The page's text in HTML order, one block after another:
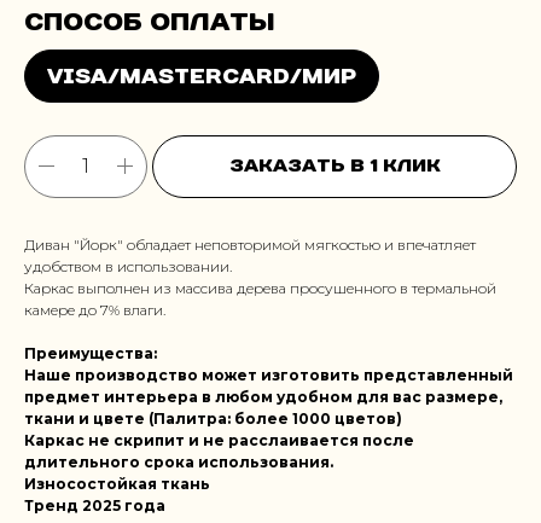
Заказать в 1 клик
Диван "Йорк" обладает неповторимой мягкостью и впечатляет
удобством в использовании.
Каркас выполнен из массива дерева просушенного в термальной
камере до 7% влаги.
Преимущества:
Наше производство может изготовить представленный
предмет интерьера в любом удобном для вас размере,
ткани и цвете (Палитра: более 1000 цветов)
Каркас не скрипит и не расслаивается после
длительного срока использования.
Износостойкая ткань
Тренд 2025 года